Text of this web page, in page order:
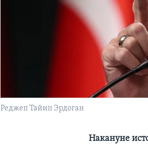
Реджеп Тайип Эрдоган
Накануне